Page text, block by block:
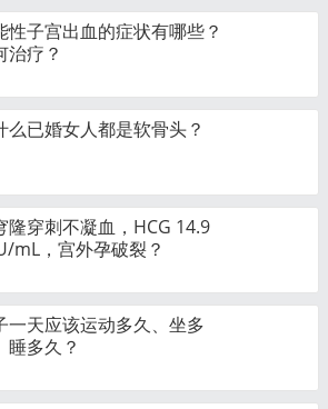
性子宫出血的症状有哪些？
治疗？
么已婚女人都是软骨头？
隆穿刺不凝血，HCG 14.9
mL，宫外孕破裂？
一天应该运动多久、坐多
睡多久？